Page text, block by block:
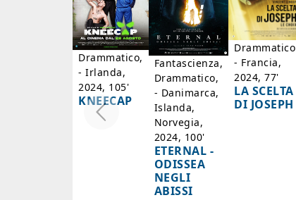
Drammatico,
- Irlanda,
2024, 105'
KNEECAP
Fantascienza,
Drammatico,
- Danimarca,
Islanda,
Norvegia,
2024, 100'
ETERNAL -
ODISSEA
NEGLI
ABISSI
Drammatico
- Francia,
2024, 77'
LA SCELTA
DI JOSEPH